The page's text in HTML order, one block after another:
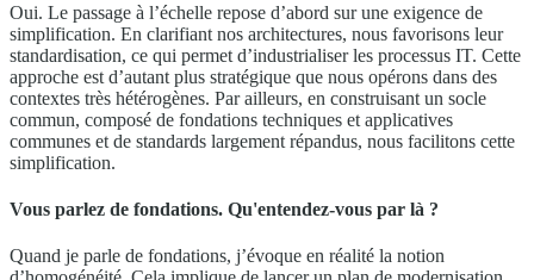
Oui. Le passage à l’échelle repose d’abord sur une exigence de
simplification. En clarifiant nos architectures, nous favorisons leur
standardisation, ce qui permet d’industrialiser les processus IT. Cette
approche est d’autant plus stratégique que nous opérons dans des
contextes très hétérogènes. Par ailleurs, en construisant un socle
commun, composé de fondations techniques et applicatives
communes et de standards largement répandus, nous facilitons cette
simplification.
Vous parlez de fondations. Qu'entendez-vous par là ?
Quand je parle de fondations, j’évoque en réalité la notion